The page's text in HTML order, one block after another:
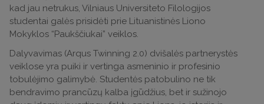
kad jau netrukus, Vilniaus Universiteto Filologijos
studentai galės prisidėti prie Lituanistinės Liono
Mokyklos “Paukščiukai” veiklos.
Dalyvavimas (Arqus Twinning 2.0) dvišalės partnerystės
veiklose yra puiki ir vertinga asmeninio ir profesinio
tobulėjimo galimybė. Studentės patobulino ne tik
bendravimo prancūzų kalba įgūdžius, bet ir sužinojo